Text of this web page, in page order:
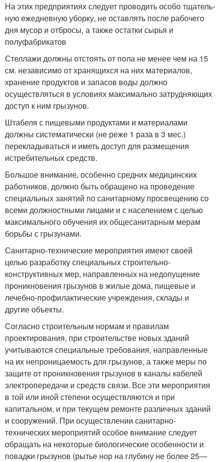
На этих предприятиях следует проводить особо тщатель­
ную ежедневную уборку, не оставлять после рабочего
дня мусор и отбросы, а также остатки сырья и
полуфабрикатов
Стеллажи должны отстоять от пола не менее чем на 15
см. независимо от хранящихся на них материалов,
хранение продуктов и запасов воды должно
осуществляться в условиях максимально затрудняющих
доступ к ним грызунов.
Штабеля с пищевыми продуктами и материалами
должны систематически (не реже 1 раза в 3 мес.)
перекладываться и иметь доступ для размещения
истребительных средств.
Большое внимание, особенно средних медицинских
работников, должно быть обращено на проведение
специальных занятий по санитарному просвещению со
всеми должност­ными лицами и с населением с целью
максимального обучения их общесанитарным мерам
борьбы с грызунами.
Санитарно-технические мероприятия имеют своей
целью разработку специальных строительно-
конструктивных мер, направленных на недопущение
проникновения грызунов в жилые дома, пищевые и
лечебно-профилактические учреждения, склады и
другие объекты.
Согласно строительным нормам и правилам
проектирова­ния, при строительстве новых зданий
учитываются специаль­ные требования, направленные
на их непроницаемость для грызунов, а также меры по
защите от проникновения грызунов в каналы кабелей
электропередачи и средств связи. Все эти мероприятия
в той или иной степени осуществляются и при
капитальном, и при текущем ремонте различных зданий
и сооружений. При осуществлении санитарно-
технических меро­приятий особое внимание следует
обращать на некоторые биологические особенности и
повадки грызунов (рытье нор на глубину не более 25—